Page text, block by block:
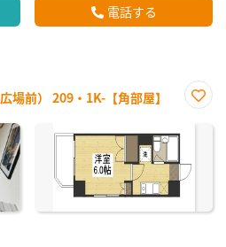
電話する
場前） 209・1K-【角部屋】
に入